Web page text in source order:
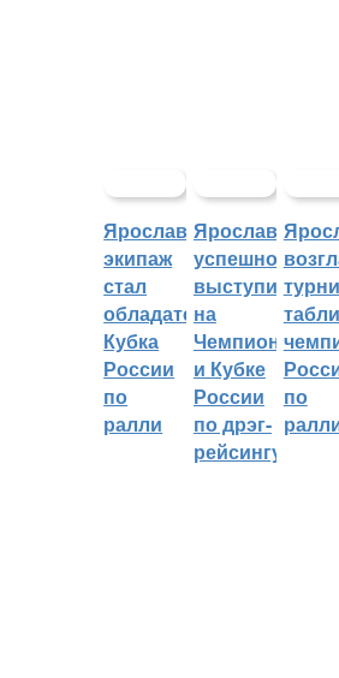
Ярославский
экипаж
стал
обладателем
Кубка
России
по
ралли
Ярославцы
успешно
выступили
на
Чемпионате
и Кубке
России
по дрэг-
рейсингу
по